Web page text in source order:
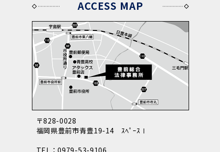
ACCESS MAP
〒828-0028
福岡県豊前市青豊19-14 ｽﾍﾟｰｽⅠ
TEL：0979-53-9106